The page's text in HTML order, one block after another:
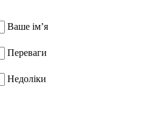
Ваше ім’я
Переваги
Недоліки